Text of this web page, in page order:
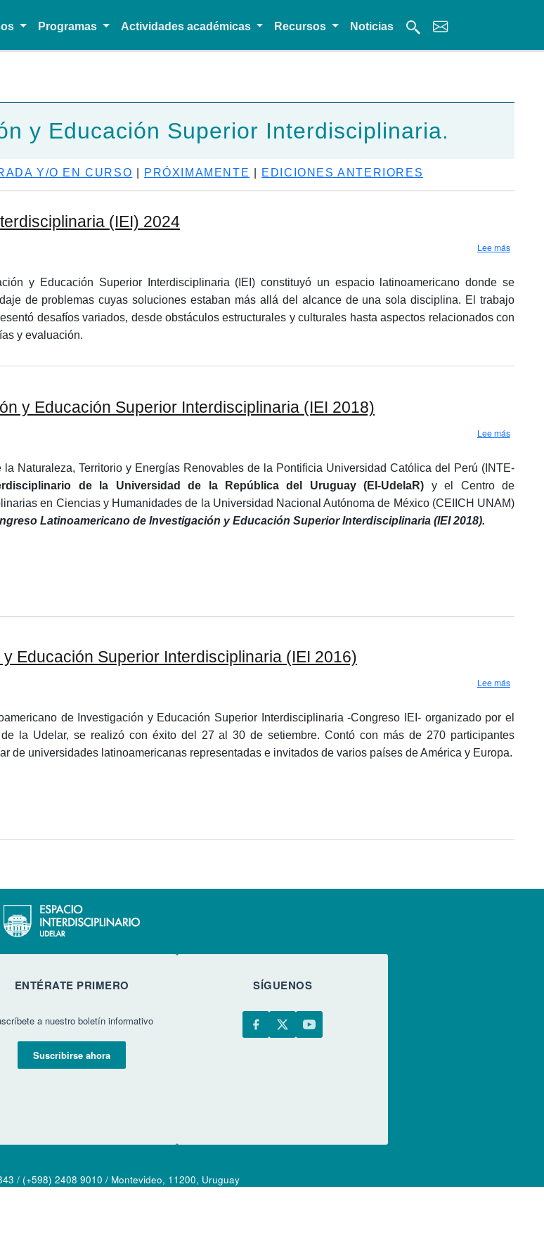
Programas Actividades académicas Recursos Noticias
y Educación Superior Interdisciplinaria.
Y/O EN CURSO PRÓXIMAMENTE EDICIONES ANTERIORES
(IEI) 2024
Lee mássobre
y Educación Superior Interdisciplinaria (IEI) constituyó un espacio latinoamericano donde se
de problemas cuyas soluciones estaban más allá del alcance de una sola disciplina. El trabajo
desafíos variados, desde obstáculos estructurales y culturales hasta aspectos relacionados con
y evaluación.
y Educación Superior Interdisciplinaria (IEI 2018)
Lee mássobre
la Naturaleza, Territorio y Energías Renovables de la Pontificia Universidad Católica del Perú (INTE-
de la Universidad de la República del Uruguay (EI-UdelaR) y el Centro de
en Ciencias y Humanidades de la Universidad Nacional Autónoma de México (CEIICH UNAM)
Latinoamericano de Investigación y Educación Superior Interdisciplinaria (IEI 2018).
Educación Superior Interdisciplinaria (IEI 2016)
Lee mássobre
de Investigación y Educación Superior Interdisciplinaria -Congreso IEI- organizado por el
de la Udelar, se realizó con éxito del 27 al 30 de setiembre. Contó con más de 270 participantes
de universidades latinoamericanas representadas e invitados de varios países de América y Europa.
ENTÉRATE PRIMERO
a nuestro boletín informativo
Suscribirse ahora
SÍGUENOS
/ (+598) 2408 9010 / Montevideo, 11200, Uruguay